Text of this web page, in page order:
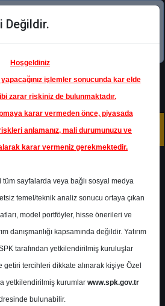
indirin!
- MİGROS TİCARET A.Ş.
848.00 ₺
%0.00
Değildir.
Hoşgeldiniz
işlemler sonucunda kar elde
zarar riskiniz de bulunmaktadır.
karar vermeden önce, piyasada
anlamanız, mali durumunuzu ve
alarak karar vermeniz gerekmektedir.
sayfalarda veya bağlı sosyal medya
temel/teknik analiz sonucu ortaya çıkan
model portföyler, hisse önerileri ve
danışmanlığı kapsamında değildir. Yatırım
tarafından yetkilendirilmiş kuruluşlar
getiri tercihleri dikkate alınarak kişiye Özel
yetkilendirilmiş kurumlar www.spk.gov.tr
bulunabilir.